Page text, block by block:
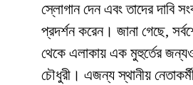
স্লোগান দেন এবং তাদের দাবি
প্রদর্শন করেন। জানা গেছে,
থেকে এলাকায় এক মুহুর্তের জন্যও
চৌধুরী। এজন্য স্থানীয়